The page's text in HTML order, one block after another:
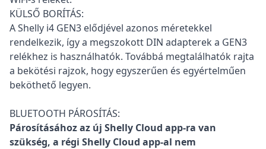
KÜLSŐ BORÍTÁS:
A Shelly i4 GEN3 elődjével azonos méretekkel
rendelkezik, így a megszokott DIN adapterek a GEN3
relékhez is használhatók. Továbbá megtalálhatók rajta
a bekötési rajzok, hogy egyszerűen és egyértelműen
beköthető legyen.
BLUETOOTH PÁROSÍTÁS:
Párosításához az új Shelly Cloud app-ra van
szükség, a régi Shelly Cloud app-al nem